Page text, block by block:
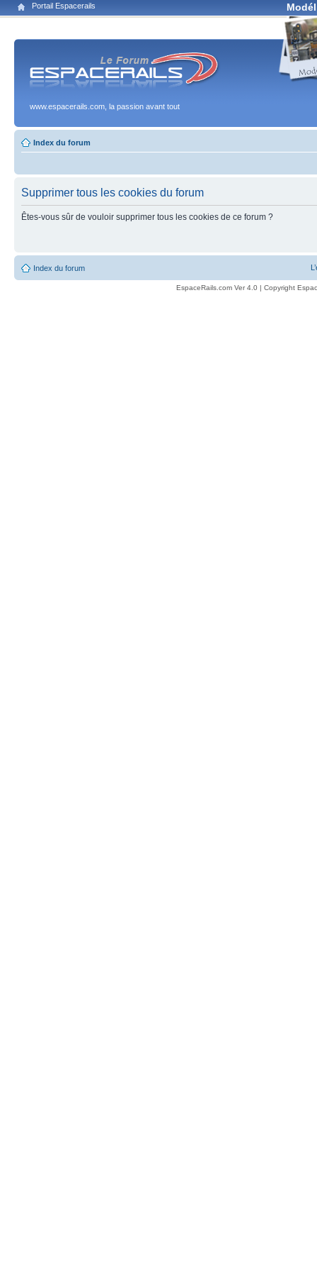
Portail Espacerails
www.espacerails.com, la passion avant tout
Index du forum
Supprimer tous les cookies du forum
Êtes-vous sûr de vouloir supprimer tous les cookies de ce forum ?
Index du forum
EspaceRails.com Ver 4.0 | Copyright